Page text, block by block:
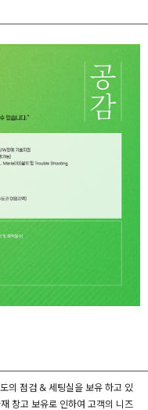
의 점검 & 세팅실을 보유 하고 있
창고 보유로 인하여 고객의 니즈